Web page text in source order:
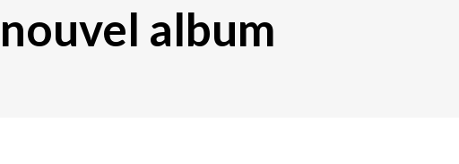
album